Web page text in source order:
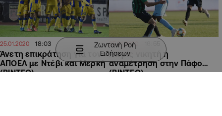
25.01.2020 18:03
Άνετη επικράτηση για τον
ΑΠΟΕΛ με Ντέβι και Μερκή
(BINTEO)
25.01.2020
Χωρίς νικητή η
αναμέτρηση στην Πάφο…
(BINTEO)
Ζωντανή Ροή
Ειδήσεων